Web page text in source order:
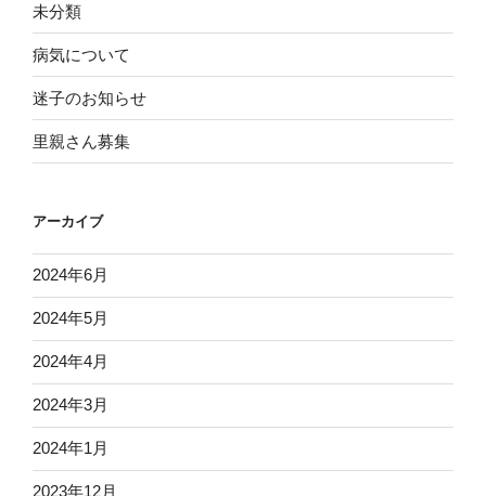
未分類
病気について
迷子のお知らせ
里親さん募集
アーカイブ
2024年6月
2024年5月
2024年4月
2024年3月
2024年1月
2023年12月